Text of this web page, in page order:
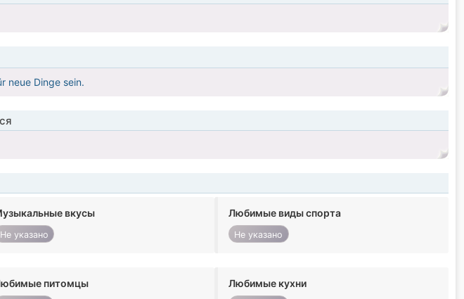
neue Dinge sein.
вкусы
Не указано
Любимые виды спорта
Не указано
питомцы Любимые кухни